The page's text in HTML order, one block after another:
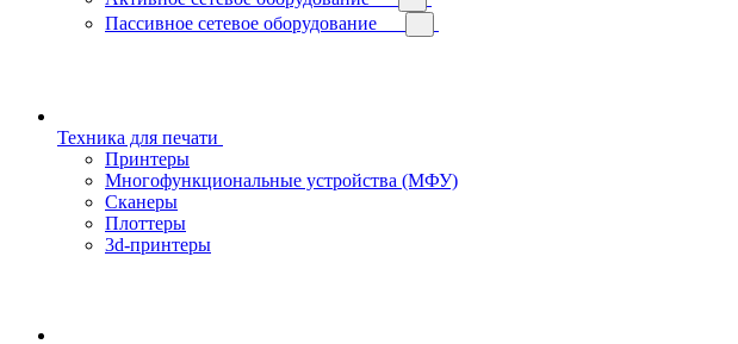
Пассивное сетевое оборудование
Техника для печати
Принтеры
Многофункциональные устройства (МФУ)
Сканеры
Плоттеры
3d-принтеры